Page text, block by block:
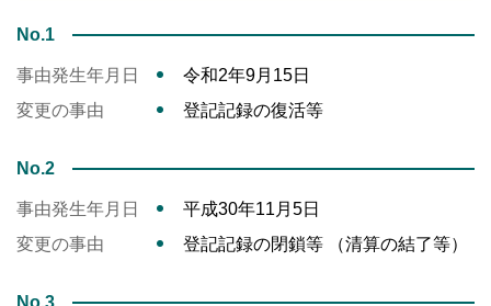
No.1
事由発生年月日
令和2年9月15日
変更の事由
登記記録の復活等
No.2
事由発生年月日
平成30年11月5日
変更の事由
登記記録の閉鎖等 （清算の結了等）
No.3